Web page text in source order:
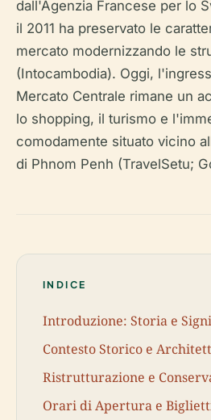
dall'Agenzia Francese per lo
il 2011 ha preservato le
mercato modernizzando le
(Intocambodia). Oggi,
Mercato Centrale rimane un
lo shopping, il turismo e
comodamente situato vicino
di Phnom Penh (TravelSetu;
INDICE
Introduzione: Storia e
Contesto Storico e
Ristrutturazione e
Orari di Apertura e